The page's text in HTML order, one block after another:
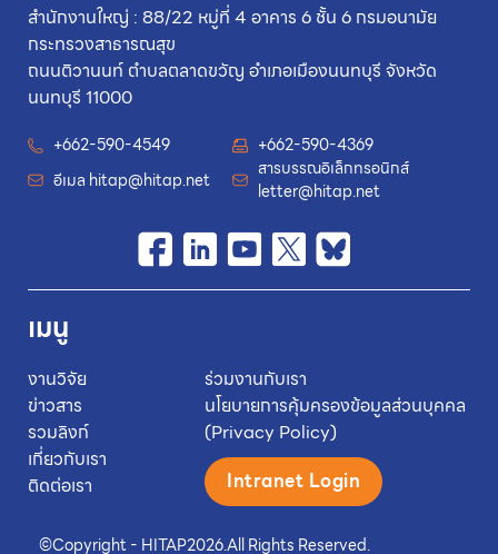
©Copyright - HITAP2026.All Rights Reserved.
สำนักงานใหญ่ : 88/22 หมู่ที่ 4 อาคาร 6 ชั้น 6 กรมอนามัย
กระทรวงสาธารณสุข
ถนนติวานนท์ ตำบลตลาดขวัญ อำเภอเมืองนนทบุรี จังหวัด
นนทบุรี 11000
+662-590-4549
+662-590-4369
อีเมล hitap@hitap.net
สารบรรณอิเล็กทรอนิกส์
letter@hitap.net
เมนู
งานวิจัย
ข่าวสาร
รวมลิงก์
เกี่ยวกับเรา
ติดต่อเรา
ร่วมงานกับเรา
นโยบายการคุ้มครองข้อมูลส่วนบุคคล
(Privacy Policy)
Intranet Login